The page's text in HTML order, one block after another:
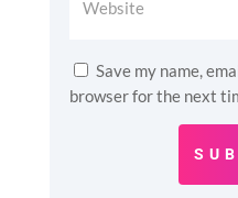
Save my name,
browser for the next